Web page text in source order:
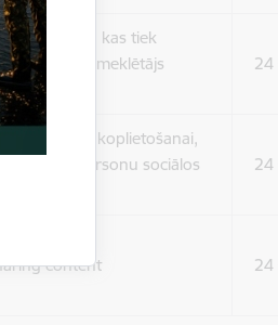
4 versijas, kas tiek
to, kā apmeklētājs
24
un satura koplietošanai,
trešo personu sociālos
24
content 24